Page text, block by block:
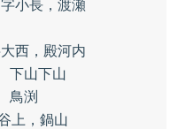
小長，渡瀬
西，殿河内
下山下山
鳥渕
上，鍋山